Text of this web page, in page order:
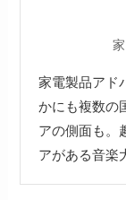
家電製品アド
かにも複数の
アの側面も。
アがある音楽